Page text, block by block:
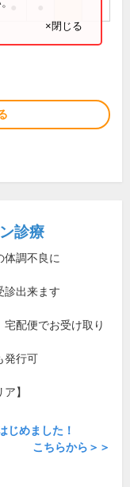
×閉じる
診療
体調不良に
診出来ます
配便でお受け取り
発行可
】
じめました！
こちらから＞＞